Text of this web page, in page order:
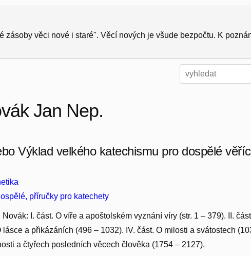
zásoby věci nové i staré". Věcí nových je všude bezpočtu. K
Jan Nep.
Výklad velkého katechismu pro dospělé
příručky pro katechety
I. část. O víře a apoštolském vyznání víry (str. 1 – 379). II.
lásce a přikázáních (496 – 1032). IV. část. O milosti a svátostech
a čtyřech posledních věcech člověka (1754 – 2127).